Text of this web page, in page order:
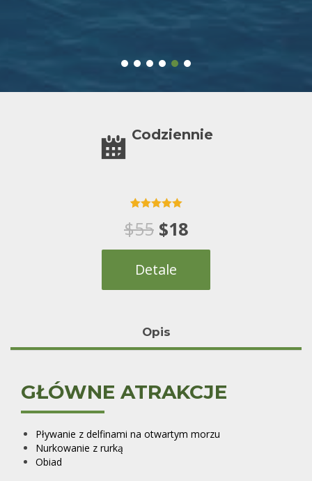
Codziennie
5.00na 5 na
podstawie
$55 Pierwotna
cena
wynosiła:
$18Aktualna
cena
wynosi:
Detale
Opis
GŁÓWNE ATRAKCJE
Pływanie z delfinami na otwartym morzu
Nurkowanie z rurką
Obiad